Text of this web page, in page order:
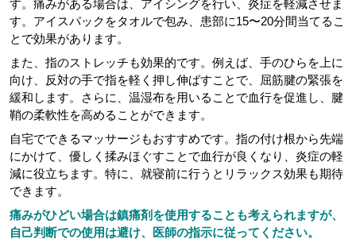
す。痛みがある場合は、アイシングを行い、炎症を軽減させま
す。アイスパックをタオルで包み、患部に15〜20分間当てるこ
とで効果があります。
また、指のストレッチも効果的です。例えば、手のひらを上に
向け、反対の手で指を軽く押し伸ばすことで、屈筋腱の緊張を
緩和します。さらに、温湿布を用いることで血行を促進し、腱
鞘の柔軟性を高めることができます。
自宅でできるマッサージもおすすめです。指の付け根から先端
にかけて、優しく揉みほぐすことで血行が良くなり、炎症の軽
減に役立ちます。特に、就寝前に行うとリラックス効果も期待
できます。
痛みがひどい場合は鎮痛剤を使用することも考えられますが、
自己判断での使用は避け、医師の指示に従ってください。